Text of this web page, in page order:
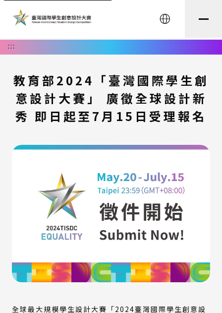
English
:::
教育部2024「臺灣國際學生創
意設計大賽」 廣徵全球設計新
秀 即日起至7月15日受理報名
全球最大規模學生設計大賽「2024臺灣國際學生創意設